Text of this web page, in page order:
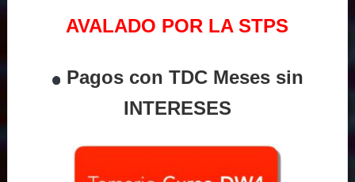
AVALADO POR LA STPS
Pagos con TDC Meses sin
INTERESES